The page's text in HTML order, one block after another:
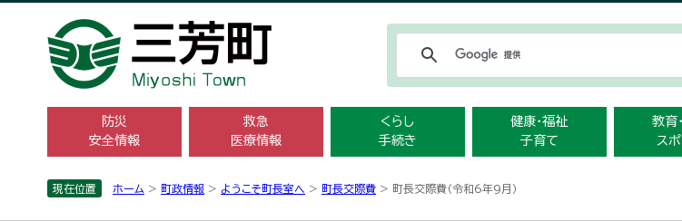
防災
安全情報
救急
医療情報
くらし
手続き
健康・福祉
子育て
教育
ス
現在位置 ホーム > 町政情報 > ようこそ町長室へ > 町長交際費 > 町長交際費（令和6年9月）